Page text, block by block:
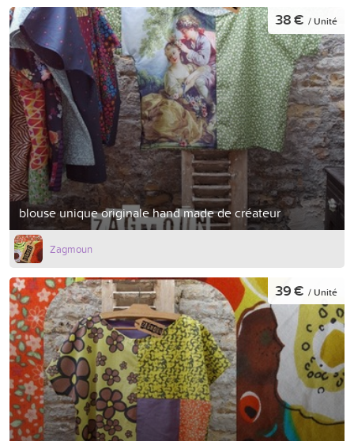
blouse unique originale hand made de créateur
38 € / Unité
Zagmoun
39 € / Unité